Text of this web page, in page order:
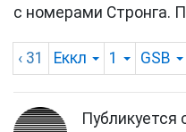
с номерами Стронга.
‹ 31 Еккл 1 GSB